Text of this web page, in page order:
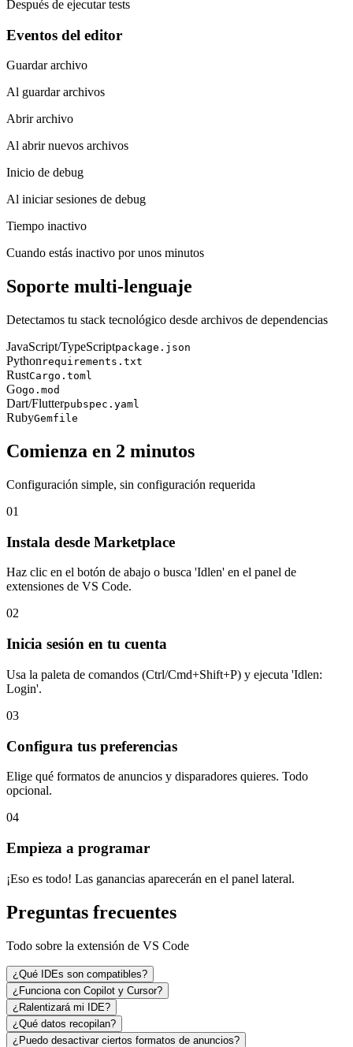
Después de ejecutar tests
Eventos del editor
Guardar archivo
Al guardar archivos
Abrir archivo
Al abrir nuevos archivos
Inicio de debug
Al iniciar sesiones de debug
Tiempo inactivo
Cuando estás inactivo por unos minutos
Soporte multi-lenguaje
Detectamos tu stack tecnológico desde archivos de dependencias
JavaScript/TypeScriptpackage.json
Python requirements.txt
RustCargo.toml
Gogo.mod
Dart/Flutterpubspec.yaml
RubyGemfile
Comienza en 2 minutos
Configuración simple, sin configuración requerida
01
Instala desde Marketplace
Haz clic en el botón de abajo o busca 'Idlen' en el panel de
extensiones de VS Code.
02
Inicia sesión en tu cuenta
Usa la paleta de comandos (Ctrl/Cmd+Shift+P) y ejecuta 'Idlen:
Login'.
03
Configura tus preferencias
Elige qué formatos de anuncios y disparadores quieres. Todo
opcional.
04
Empieza a programar
¡Eso es todo! Las ganancias aparecerán en el panel lateral.
Preguntas frecuentes
Todo sobre la extensión de VS Code
¿Qué IDEs son compatibles?
¿Funciona con Copilot y Cursor?
¿Ralentizará mi IDE?
¿Qué datos recopilan?
¿Puedo desactivar ciertos formatos de anuncios?